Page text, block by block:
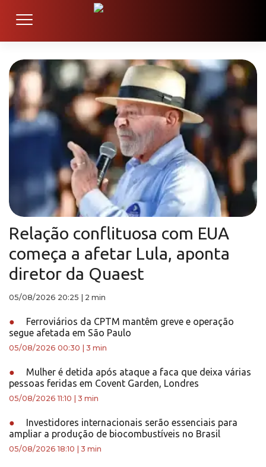
Relação conflituosa com EUA
começa a afetar Lula, aponta
diretor da Quaest
05/08/2026 20:25 2 min
●
Ferroviários da CPTM mantêm greve e operação
segue afetada em São Paulo
05/08/2026 00:30 3 min
●
Mulher é detida após ataque a faca que deixa várias
pessoas feridas em Covent Garden, Londres
05/08/2026 11:10 3 min
●
Investidores internacionais serão essenciais para
ampliar a produção de biocombustíveis no Brasil
05/08/2026 18:10 3 min